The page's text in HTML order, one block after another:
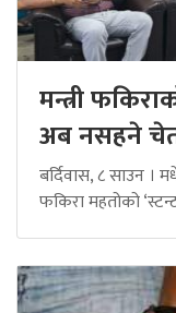
मन्त्री
अब नसहने
बर्दिवास, ८ साउन ।
फकिरा महतोको